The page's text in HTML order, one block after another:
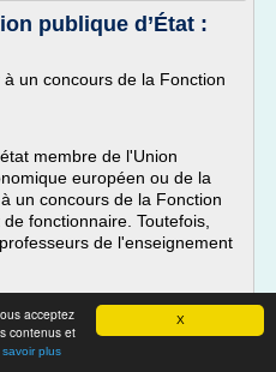
X
acceptez
contenus et
plus
publique d’État :
un concours de la Fonction
membre de l'Union
européen ou de la
un concours de la Fonction
fonctionnaire. Toutefois,
de l'enseignement